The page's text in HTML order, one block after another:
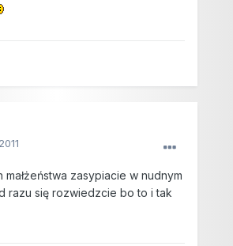
zasypiacie w nudnym
razu się rozwiedzcie bo to i tak